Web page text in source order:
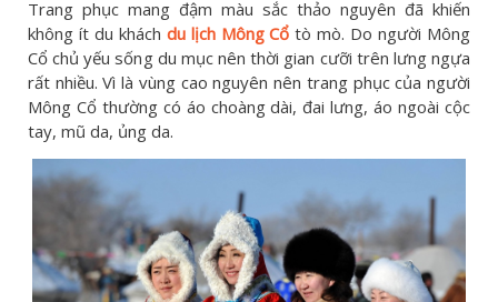
Trang phục mang đậm màu sắc thảo nguyên đã khiến
không ít du khách du lịch Mông Cổ tò mò. Do người Mông
Cổ chủ yếu sống du mục nên thời gian cưỡi trên lưng ngựa
rất nhiều. Vì là vùng cao nguyên nên trang phục của người
Mông Cổ thường có áo choàng dài, đai lưng, áo ngoài cộc
tay, mũ da, ủng da.